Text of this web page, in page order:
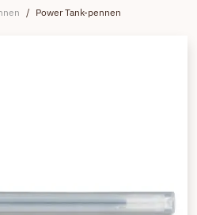
/ Power Tank-pennen